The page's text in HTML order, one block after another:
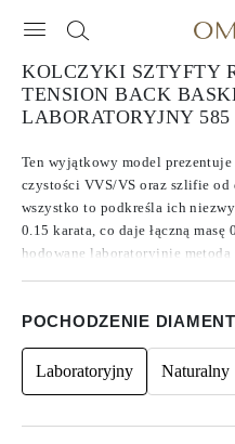
KOLCZYKI SZTYFTY
TENSION BACK
LABORATORYJNY
Ten wyjątkowy model
czystości VVS/VS oraz szlifie
wszystko to podkreśla ich
0.15 karata, co daje łączną
hodowane laboratoryjnie
fluorescencji, dzięki czemu
Komfortowe zapięcia na napięcie
noszenie przez cały dzień.
radiant pięknie eksponuje
POCHODZENIE
Laboratoryjny Naturalny